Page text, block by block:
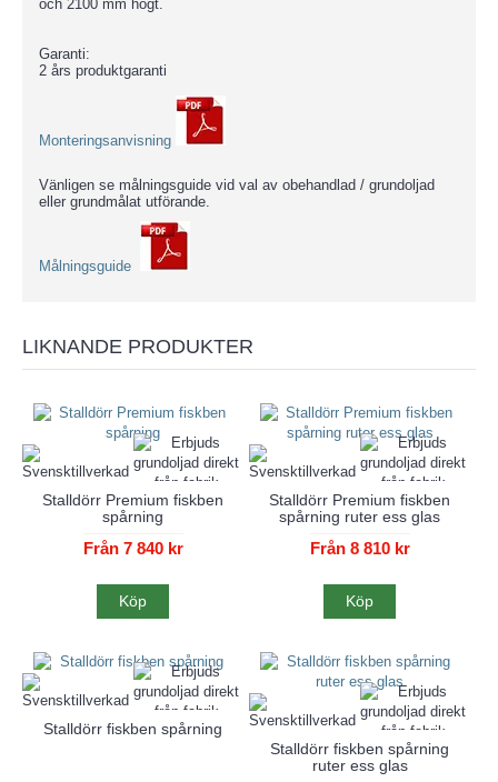
och 2100 mm högt.
Garanti:
2 års produktgaranti
Monteringsanvisning
Vänligen se målningsguide vid val av obehandlad / grundoljad
eller grundmålat utförande.
Målningsguide
LIKNANDE PRODUKTER
Stalldörr Premium fiskben
spårning
Från 7 840 kr
Köp
Stalldörr Premium fiskben
spårning ruter ess glas
Från 8 810 kr
Köp
Stalldörr fiskben spårning
Stalldörr fiskben spårning
ruter ess glas